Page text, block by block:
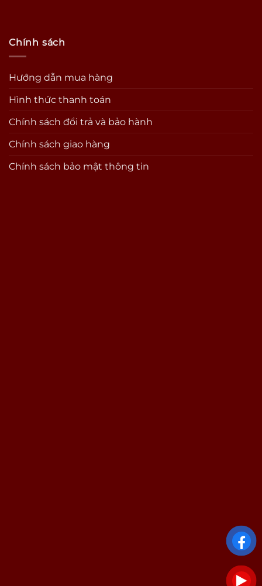
Chính sách
Hướng dẫn mua hàng
Hình thức thanh toán
Chính sách đổi trả và bảo hành
Chính sách giao hàng
Chính sách bảo mật thông tin